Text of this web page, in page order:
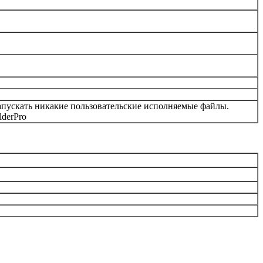
никакие пользовательские исполняемые файлы.